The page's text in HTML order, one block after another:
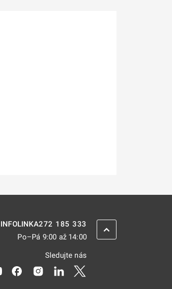
INFOLINKA272 185 333
Po–Pá 9:00 až 14:00
Sledujte nás
Odkaz se otevře na nové kartě
Odkaz se otevře na nové kartě
Odkaz se otevře na nové kartě
Odkaz se otevře na nové
ZPĚT NAHORU